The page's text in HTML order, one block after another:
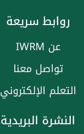
روابط سريعة
عن IWRM
تواصل معنا
التعلم الإلكتروني
النشرة البريدية